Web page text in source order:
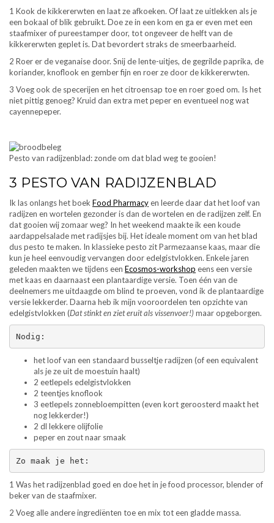
1 Kook de kikkererwten en laat ze afkoeken. Of laat ze uitlekken als je
een bokaal of blik gebruikt. Doe ze in een kom en ga er even met een
staafmixer of pureestamper door, tot ongeveer de helft van de
kikkererwten geplet is. Dat bevordert straks de smeerbaarheid.
2 Roer er de veganaise door. Snij de lente-uitjes, de gegrilde paprika, de
koriander, knoflook en gember fijn en roer ze door de kikkererwten.
3 Voeg ook de specerijen en het citroensap toe en roer goed om. Is het
niet pittig genoeg? Kruid dan extra met peper en eventueel nog wat
cayennepeper.
Pesto van radijzenblad: zonde om dat blad weg te gooien!
3 PESTO VAN RADIJZENBLAD
Ik las onlangs het boek Food Pharmacyen leerde daar dat het loof van
radijzen en wortelen gezonder is dan de wortelen en de radijzen zelf. En
dat gooien wij zomaar weg? In het weekend maakte ik een koude
aardappelsalade met radijsjes bij. Het ideale moment om van het blad
dus pesto te maken. In klassieke pesto zit Parmezaanse kaas, maar die
kun je heel eenvoudig vervangen door edelgistvlokken. Enkele jaren
geleden maakten we tijdens een Ecosmos-workshop eens een versie
met kaas en daarnaast een plantaardige versie. Toen één van de
deelnemers me uitdaagde om blind te proeven, vond ik de plantaardige
versie lekkerder. Daarna heb ik mijn vooroordelen ten opzichte van
edelgistvlokken (Dat stinkt en ziet eruit als vissenvoer!) maar opgeborgen.
Nodig:
het loof van een standaard busseltje radijzen (of een equivalent
als je ze uit de moestuin haalt)
2 eetlepels edelgistvlokken
2 teentjes knoflook
3 eetlepels zonnebloempitten (even kort geroosterd maakt het
nog lekkerder!)
2 dl lekkere olijfolie
peper en zout naar smaak
Zo maak je het:
1 Was het radijzenblad goed en doe het in je food processor, blender of
beker van de staafmixer.
2 Voeg alle andere ingrediënten toe en mix tot een gladde massa.